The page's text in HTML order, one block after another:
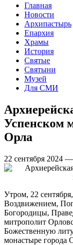
Главная
Новости
Архипастырь
Епархия
Храмы
История
Святые
Святыни
Музей
Для СМИ
Успенском
Орла
22 сентября 2024
Утром, 22
Воздвижением,
Богородицы,
митрополит
Божественную
монастыре города